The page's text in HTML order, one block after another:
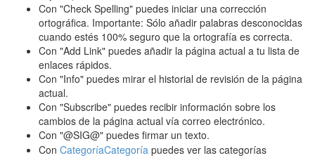
Con "Check Spelling" puedes iniciar una corrección
ortográfica. Importante: Sólo añadir palabras desconocidas
cuando estés 100% seguro que la ortografía es correcta.
Con "Add Link" puedes añadir la página actual a tu lista de
enlaces rápidos.
Con "Info" puedes mirar el historial de revisión de la página
actual.
Con "Subscribe" puedes recibir información sobre los
cambios de la página actual vía correo electrónico.
Con "@SIG@" puedes firmar un texto.
Con CategoríaCategoría puedes ver las categorías